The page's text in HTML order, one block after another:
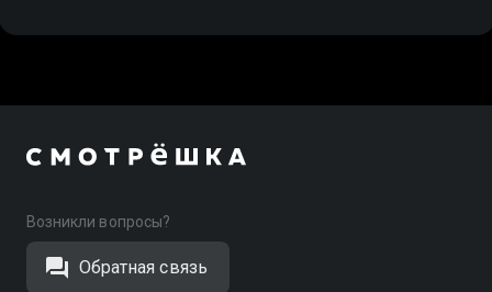
Возникли вопросы?
Обратная связь